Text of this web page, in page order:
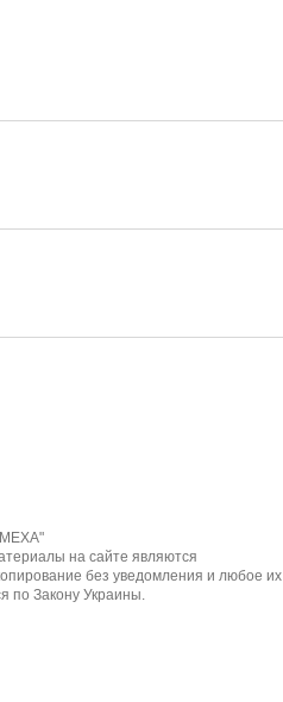
на сайте являются
без уведомления и любое их
по Закону Украины.